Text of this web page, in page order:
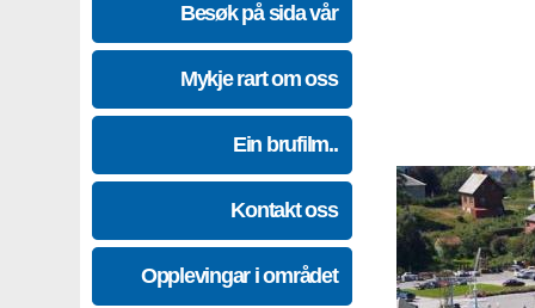
Besøk på sida vår
Mykje rart om oss
Ein brufilm..
Kontakt oss
Opplevingar i området